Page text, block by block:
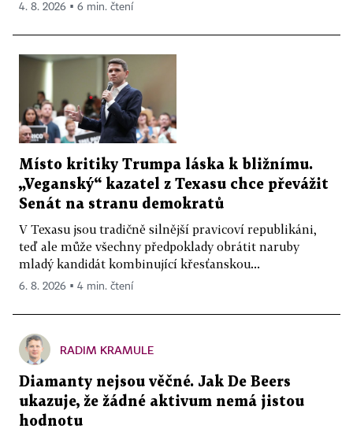
4. 8. 2026 ▪ 6 min. čtení
Místo kritiky Trumpa láska k bližnímu.
„Veganský“ kazatel z Texasu chce převážit
Senát na stranu demokratů
V Texasu jsou tradičně silnější pravicoví republikáni,
teď ale může všechny předpoklady obrátit naruby
mladý kandidát kombinující křesťanskou...
6. 8. 2026 ▪ 4 min. čtení
RADIM KRAMULE
Diamanty nejsou věčné. Jak De Beers
ukazuje, že žádné aktivum nemá jistou
hodnotu